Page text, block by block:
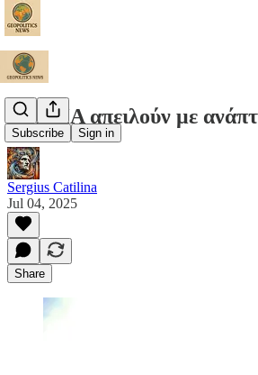
Subscribe Sign in
Οι ΗΠΑ απειλούν με
Sergius Catilina
Jul 04, 2025
Share